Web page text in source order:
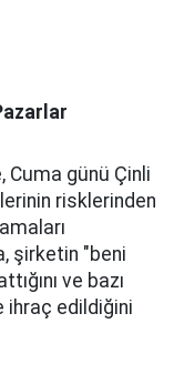
Cuma günü Çinli
risklerinden
şirketin "beni
ve bazı
ihraç edildiğini